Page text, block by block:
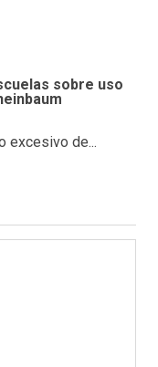
sobre uso
excesivo de...